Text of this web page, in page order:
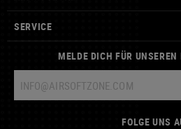
SERVICE
MELDE DICH FÜR
FOLGE UNS